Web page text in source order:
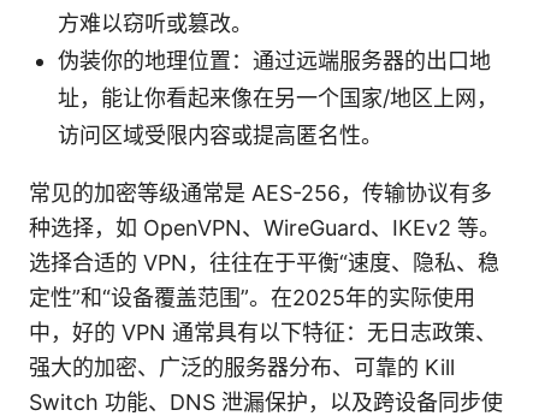
方难以窃听或篡改。
伪装你的地理位置：通过远端服务器的出口地
址，能让你看起来像在另一个国家/地区上网，
访问区域受限内容或提高匿名性。
常见的加密等级通常是 AES-256，传输协议有多
种选择，如 OpenVPN、WireGuard、IKEv2 等。
选择合适的 VPN，往往在于平衡“速度、隐私、稳
定性”和“设备覆盖范围”。在2025年的实际使用
中，好的 VPN 通常具有以下特征：无日志政策、
强大的加密、广泛的服务器分布、可靠的 Kill
Switch 功能、DNS 泄漏保护，以及跨设备同步使